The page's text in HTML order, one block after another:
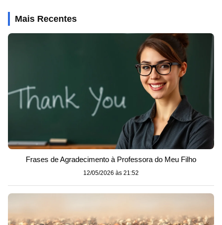
Mais Recentes
Frases de Agradecimento à Professora do Meu Filho
12/05/2026 às 21:52